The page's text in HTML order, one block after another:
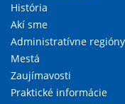
História
Akí sme
Administratívne regióny
Mestá
Zaujímavosti
Praktické informácie